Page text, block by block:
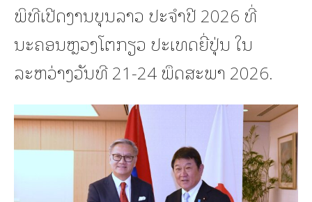
ພິທີເປີດງານບຸນລາວ ປະຈໍາປີ 2026 ທີ່
ນະຄອນຫຼວງໂຕກຽວ ປະເທດຍີ່ປຸ່ນ ໃນ
ລະຫວ່າງວັນທີ 21-24 ພຶດສະພາ 2026.